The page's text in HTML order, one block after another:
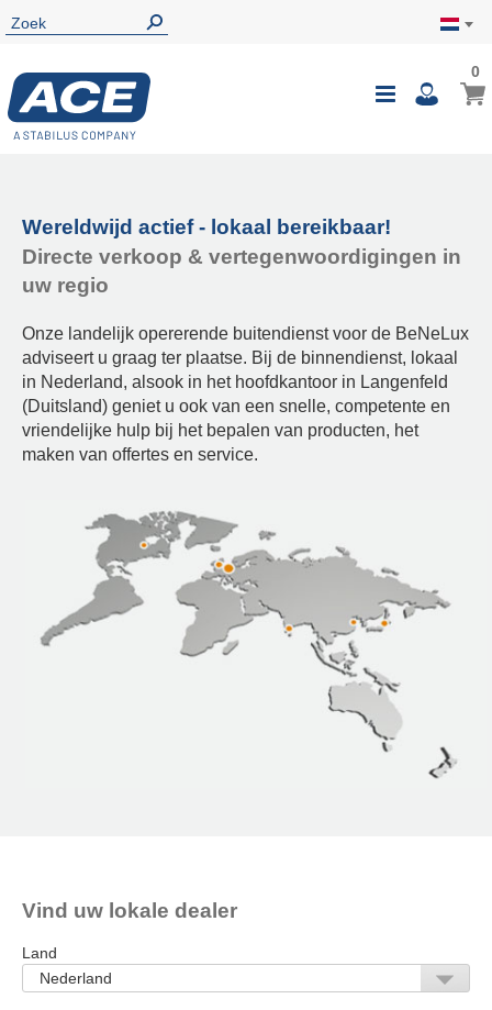
0
Wereldwijd actief - lokaal bereikbaar!
Directe verkoop & vertegenwoordigingen in
uw regio
Onze landelijk opererende buitendienst voor de BeNeLux
adviseert u graag ter plaatse. Bij de binnendienst, lokaal
in Nederland, alsook in het hoofdkantoor in Langenfeld
(Duitsland) geniet u ook van een snelle, competente en
vriendelijke hulp bij het bepalen van producten, het
maken van offertes en service.
Vind uw lokale dealer
Land